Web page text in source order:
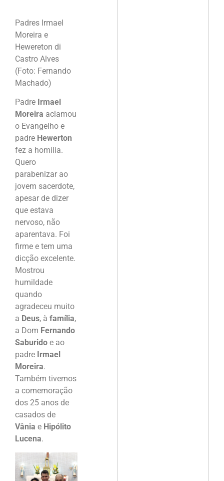
Padres Irmael
Moreira e
Hewereton di
Castro Alves
(Foto: Fernando
Machado)
Padre Irmael
Moreira aclamou
o Evangelho e
padre Hewerton
fez a homilia.
Quero
parabenizar ao
jovem sacerdote,
apesar de dizer
que estava
nervoso, não
aparentava. Foi
firme e tem uma
dicção excelente.
Mostrou
humildade
quando
agradeceu muito
a Deus, à família,
a Dom Fernando
Saburido e ao
padre Irmael
Moreira.
Também tivemos
a comemoração
dos 25 anos de
casados de
Vânia e Hipólito
Lucena.